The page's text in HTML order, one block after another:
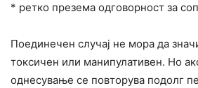
* ретко презема одговорност за
Поединечен случај не мора да
токсичен или манипулативен. Но
однесување се повторува подолг